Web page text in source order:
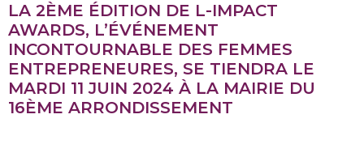
LA 2ÈME ÉDITION DE L-IMPACT
AWARDS, L’ÉVÉNEMENT
INCONTOURNABLE DES FEMMES
ENTREPRENEURES, SE TIENDRA LE
MARDI 11 JUIN 2024 À LA MAIRIE DU
16ÈME ARRONDISSEMENT